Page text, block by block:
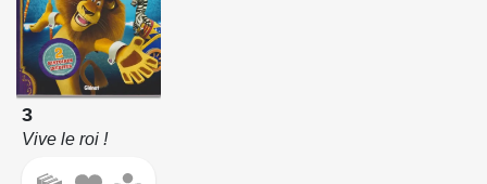
3
Vive le roi !